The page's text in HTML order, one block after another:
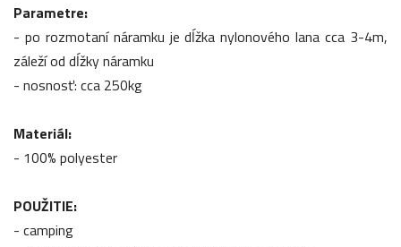
Parametre:
- po rozmotaní náramku je dĺžka nylonového lana cca 3-4m,
záleží od dĺžky náramku
- nosnosť: cca 250kg
Materiál:
- 100% polyester
POUŽITIE:
- camping